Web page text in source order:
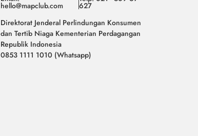
hello@mapclub.com
627
Direktorat Jenderal Perlindungan Konsumen
dan Tertib Niaga Kementerian Perdagangan
Republik Indonesia
0853 1111 1010 (Whatsapp)